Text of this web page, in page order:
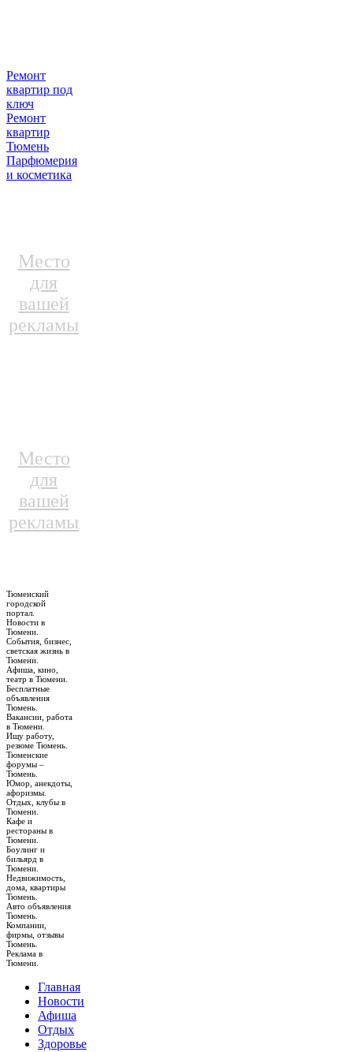
Ремонт
квартир под
ключ
Ремонт
квартир
Тюмень
Парфюмерия
и косметика
Место
для
вашей
рекламы
Место
для
вашей
рекламы
Тюменский
городской
портал.
Новости в
Тюмени.
События, бизнес,
светская жизнь в
Тюмени.
Афиша, кино,
театр в Тюмени.
Бесплатные
объявления
Тюмень.
Вакансии, работа
в Тюмени.
Ищу работу,
резюме Тюмень.
Тюменские
форумы –
Тюмень.
Юмор, анекдоты,
афоризмы.
Отдых, клубы в
Тюмени.
Кафе и
рестораны в
Тюмени.
Боулинг и
бильярд в
Тюмени.
Недвижимость,
дома, квартиры
Тюмень.
Авто объявления
Тюмень.
Компании,
фирмы, отзывы
Тюмень.
Реклама в
Тюмени.
Главная
Новости
Афиша
Отдых
Здоровье